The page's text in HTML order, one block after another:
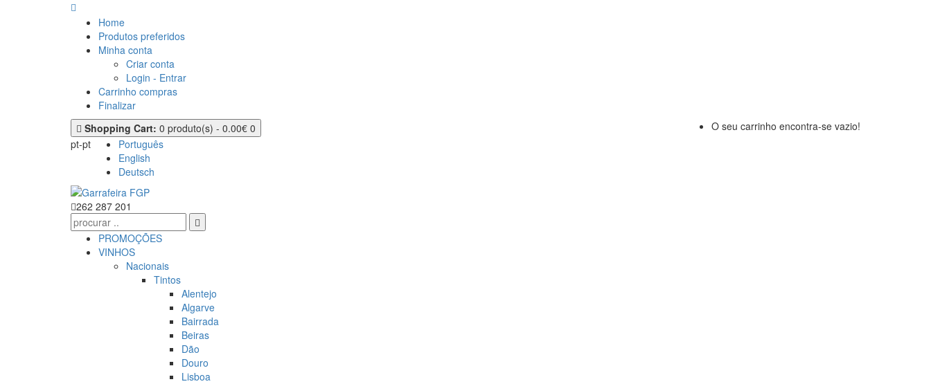
Home
Produtos preferidos
Minha conta
Criar conta
Login - Entrar
Carrinho compras
Finalizar
Shopping Cart: 0 produto(s) - 0.00€ 0
O seu carrinho encontra-se vazio!
pt-pt
Português
English
Deutsch
262 287 201
PROMOÇÕES
VINHOS
Nacionais
Tintos
Alentejo
Algarve
Bairrada
Beiras
Dão
Douro
Lisboa